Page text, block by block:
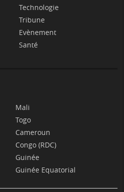
Technologie
Tribune
Evènement
Santé
Mali
Togo
Cameroun
Congo (RDC)
Guinée
Guinée Equatorial